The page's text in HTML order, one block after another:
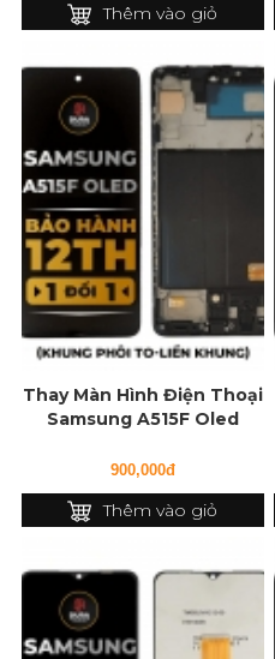
Thêm vào giỏ
Thay Màn Hình Điện Thoại
Samsung A515F Oled
900,000đ
Thêm vào giỏ